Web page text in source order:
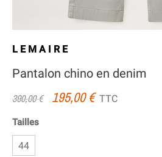
LEMAIRE
Pantalon chino en denim
390,00 € 195,00 €TTC
Tailles
44